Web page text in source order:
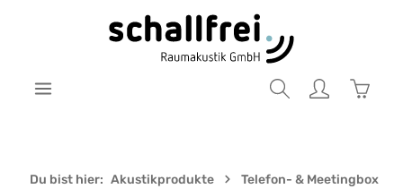
Zum Hauptinhalt springen
Du bist hier: Akustikprodukte Telefon- & Meetingbox